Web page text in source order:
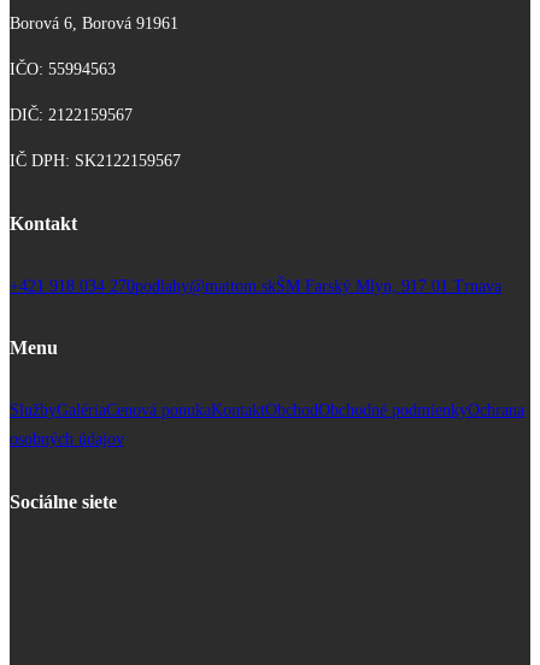
Borová 6, Borová 91961
IČO: 55994563
DIČ: 2122159567
IČ DPH: SK2122159567
Kontakt
+421 918 034 270podlahy@mattom.skŠM Farský Mlyn, 917 01 Trnava
Menu
SlužbyGalériaCenová ponukaKontaktObchodObchodné podmienkyOchrana
osobných údajov
Sociálne siete